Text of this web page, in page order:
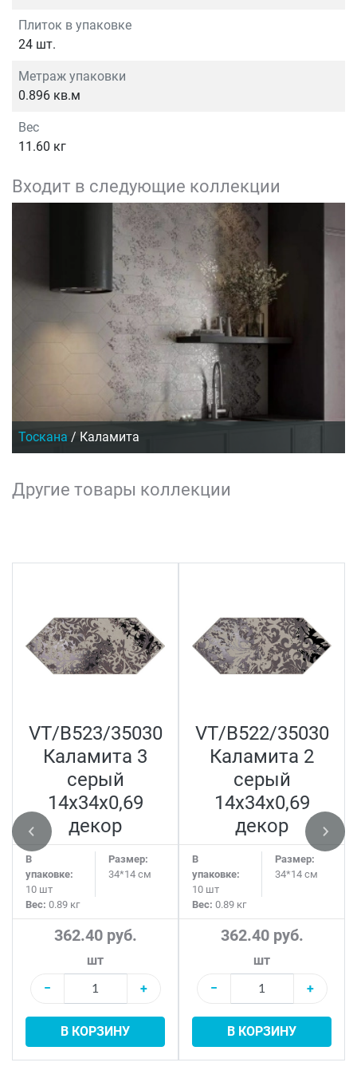
Плиток в упаковке
24 шт.
Метраж упаковки
0.896 кв.м
Вес
11.60 кг
Входит в следующие коллекции
Тоскана / Каламита
Другие товары коллекции
VT/B523/35030
Каламита 3
серый
14x34x0,69
декор
В
упаковке:
10 шт
Размер:
34*14 см
Вес: 0.89 кг
362.40 руб.
шт
−
+
В КОРЗИНУ
VT/B522/35030
Каламита 2
серый
14x34x0,69
декор
В
упаковке:
10 шт
Размер:
34*14 см
Вес: 0.89 кг
362.40 руб.
шт
−
+
В КОРЗИНУ